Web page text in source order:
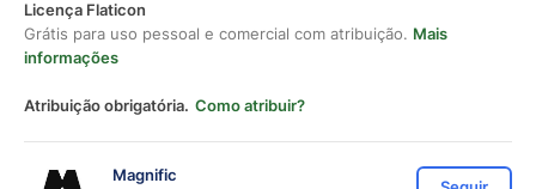
Licença Flaticon
Grátis para uso pessoal e comercial com atribuição. Mais
informações
Atribuição obrigatória. Como atribuir?
Magnific